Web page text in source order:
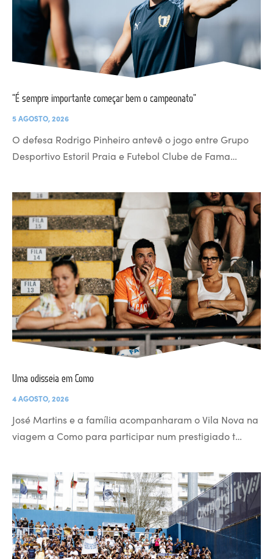
“É sempre importante começar bem o campeonato”
5 AGOSTO, 2026
O defesa Rodrigo Pinheiro antevê o jogo entre Grupo
Desportivo Estoril Praia e Futebol Clube de Fama…
Uma odisseia em Como
4 AGOSTO, 2026
José Martins e a família acompanharam o Vila Nova na
viagem a Como para participar num prestigiado t…